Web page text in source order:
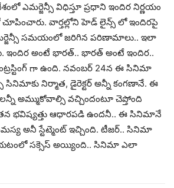
ఎమర్జెన్సీ విధిస్తూ ప్రధాని ఇందిర నిర్ణయం
వార్తల్లోని హెడ్ లైన్స్ లో ఇందిరపై
సమయంలో జరిగిన పరిణామాలు.. ఇలా
ఇందిర అంటే భారత్.. భారత్ అంటే ఇందిర..
గా ఉంది. నవంబర్ 24న ఈ సినిమా
సినిమాకు నిర్మాత, డైరెక్టర్ అన్నీ కంగణానే. ఈ
అమ్ముకోవాల్సి వచ్చిందంటూ చెప్తోంది
భవిష్యత్తు ఆధారపడి ఉందనీ.. ఈ సినిమానే
అనీ స్టేట్మెంట్ ఇచ్చింది. టీజర్.. సినిమా
సక్సెస్ అయ్యింది.. సినిమా ఎలా